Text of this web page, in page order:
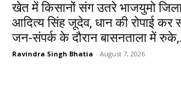
खेत में किसानों संग उतरे भाजयुमो
आदित्य सिंह जूदेव, धान की रोपाई कर
जन-संपर्क के दौरान बासनताला में
Ravindra Singh Bhatia - August 7, 2026